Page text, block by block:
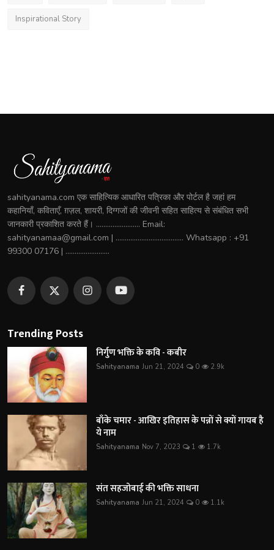
Inspirational Story
sahityanama.com एक साहित्यिक आधारित पत्रिका और पोर्टल है जहां हम
कहानियाँ, कविताएँ, ग़ज़ल, शायरी, दिग्गजों की जीवनी सहित साहित्य से संबंधित सभी
जानकारी प्रकाशित करते हैं। ........................ Email:
sahityanamaa@gmail.com | ..................................... Whatsapp : +91
99300 07176 | ........................
Trending Posts
निर्गुण भक्ति के कवि - कबीर
Sahityanama Jun 21, 2024 0 2.9k
बाँके चमार - आखिर इतिहास के पन्नों से क्यों गायब है
ये नाम
Sahityanama Nov 7, 2023 1 1.7k
संत सहजोबाई की भक्ति साधना
Sahityanama Jun 21, 2024 0 1.1k